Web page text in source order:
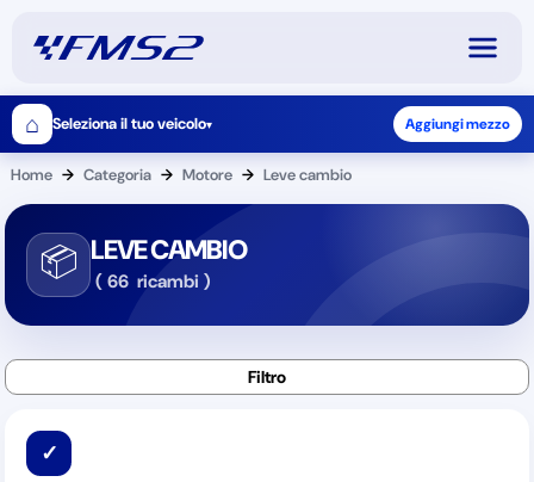
⌂ Seleziona il tuo veicolo▾ Aggiungi mezzo
Home → Categoria → Motore → Leve cambio
📦 LEVE CAMBIO
( 66 ricambi )
✓